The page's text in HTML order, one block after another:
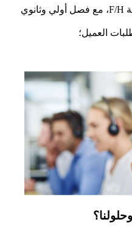
6. الملف: سلك نحاسي مينا من الفئة F/H، مع فصل أولي وثانوي